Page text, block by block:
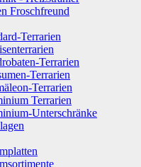
Froschfreund
Terrarien
Terrarien
Terrarien
Terrarien
Terrarien
Unterschränke